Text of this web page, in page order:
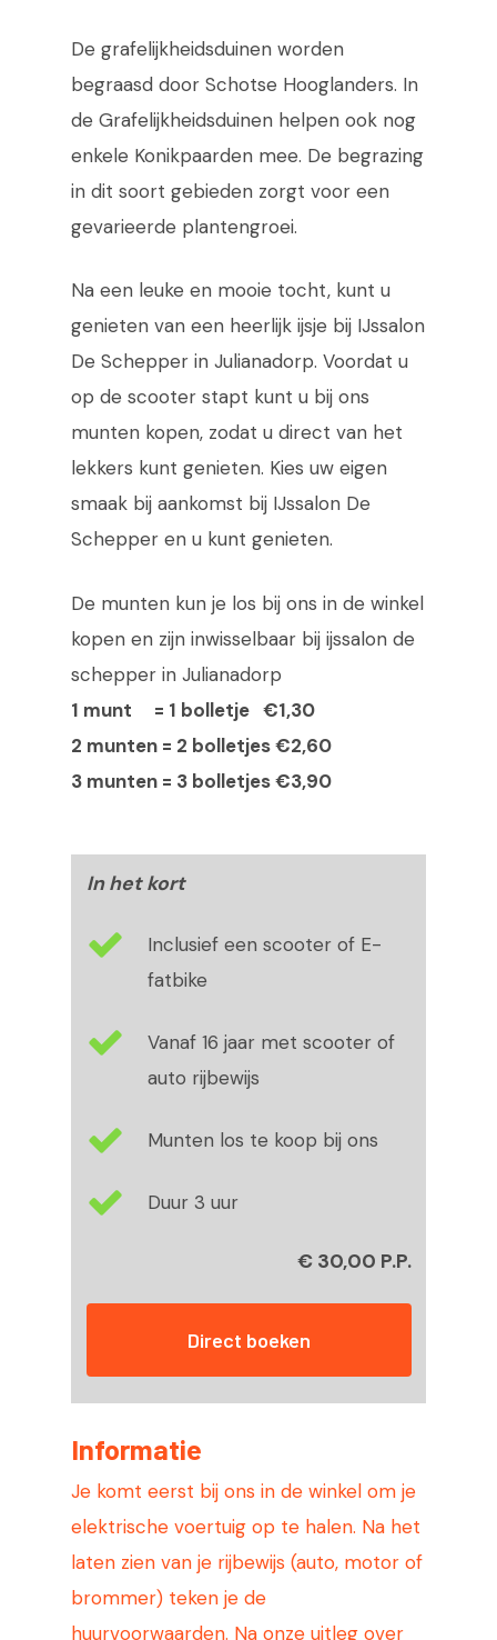
De grafelijkheidsduinen worden
begraasd door Schotse Hooglanders. In
de Grafelijkheidsduinen helpen ook nog
enkele Konikpaarden mee. De begrazing
in dit soort gebieden zorgt voor een
gevarieerde plantengroei.
Na een leuke en mooie tocht, kunt u
genieten van een heerlijk ijsje bij IJssalon
De Schepper in Julianadorp. Voordat u
op de scooter stapt kunt u bij ons
munten kopen, zodat u direct van het
lekkers kunt genieten. Kies uw eigen
smaak bij aankomst bij IJssalon De
Schepper en u kunt genieten.
De munten kun je los bij ons in de winkel
kopen en zijn inwisselbaar bij ijssalon de
schepper in Julianadorp
1 munt = 1 bolletje €1,30
2 munten = 2 bolletjes €2,60
3 munten = 3 bolletjes €3,90
In het kort
Inclusief een scooter of E-
fatbike
Vanaf 16 jaar met scooter of
auto rijbewijs
Munten los te koop bij ons
Duur 3 uur
€ 30,00 P.P.
Direct boeken
Informatie
Je komt eerst bij ons in de winkel om je
elektrische voertuig op te halen. Na het
laten zien van je rijbewijs (auto, motor of
brommer) teken je de
huurvoorwaarden. Na onze uitleg over
BBQ Donut huren
Scooterverhuur